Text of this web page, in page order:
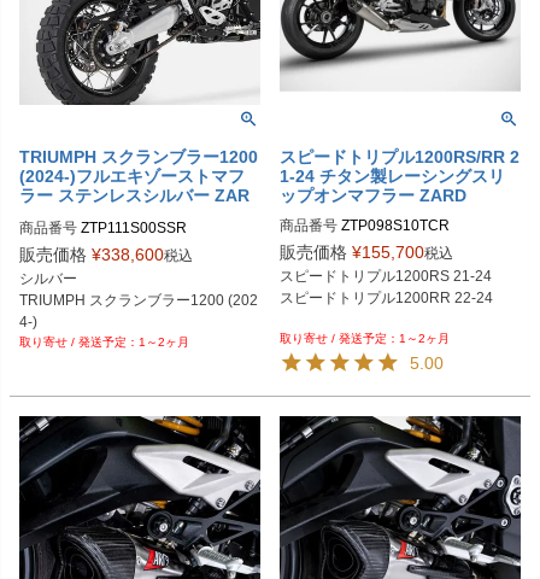
TRIUMPH スクランブラー1200
(2024-)フルエキゾーストマフ
ラー ステンレスシルバー ZAR
商品番号 ZTP111S00SSR
販売価格 ¥338,600税込
シルバー
TRIUMPH スクランブラー1200 (202
4-)
1～2ヶ月
スピードトリプル1200RS/RR 2
1-24 チタン製レーシングスリ
ップオンマフラー ZARD
商品番号 ZTP098S10TCR
販売価格 ¥155,700税込
スピードトリプル1200RS 21-24
スピードトリプル1200RR 22-24
1～2ヶ月
5.00